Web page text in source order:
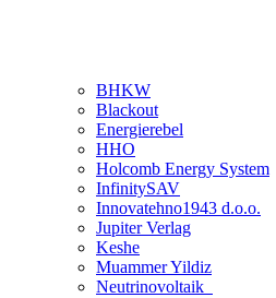
BHKW
Blackout
Energierebel
HHO
Holcomb Energy System
InfinitySAV
Innovatehno1943 d.o.o.
Jupiter Verlag
Keshe
Muammer Yildiz
Neutrinovoltaik